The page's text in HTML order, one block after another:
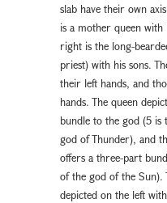
slab have their own
is a mother queen
right is the long-
priest) with his sons.
their left hands, and
hands. The queen
bundle to the god (5 is
god of Thunder), and
offers a three-part
of the god of the Sun).
depicted on the left